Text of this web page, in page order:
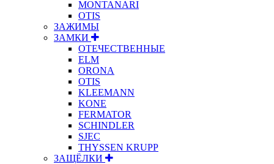
MONTANARI
OTIS
ЗАЖИМЫ
ЗАМКИ
ОТЕЧЕСТВЕННЫЕ
ELM
ORONA
OTIS
KLEEMANN
KONE
FERMATOR
SCHINDLER
SJEC
THYSSEN KRUPP
ЗАЩЁЛКИ